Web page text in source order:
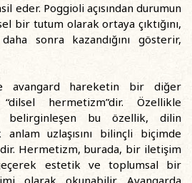
eder. Poggioli açısından durumun
bir tutum olarak ortaya çıktığını,
sonra kazandığını gösterir,
avangard hareketin bir diğer
hermetizm”dir. Özellikle
belirginleşen bu özellik, dilin
anlam uzlaşısını bilinçli biçimde
Hermetizm, burada, bir iletişim
estetik ve toplumsal bir
olarak okunabilir. Avangarda